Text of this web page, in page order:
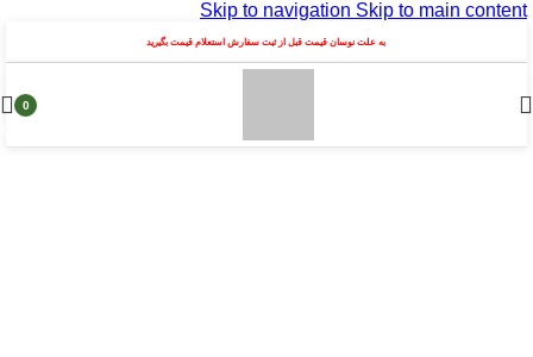
Skip to navigation Skip to main content
به علت نوسان قیمت قبل از ثبت سفارش استعلام قیمت بگیرید
0